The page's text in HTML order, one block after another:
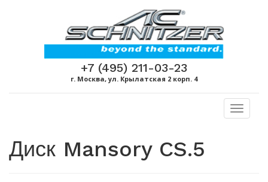
+7 (495) 211-03-23
г. Москва, ул. Крылатская 2 корп. 4
Toggle
Диск Mansory CS.5